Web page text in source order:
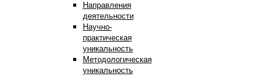
Направления
деятельности
Научно-
практическая
уникальность
Методологическая
уникальность